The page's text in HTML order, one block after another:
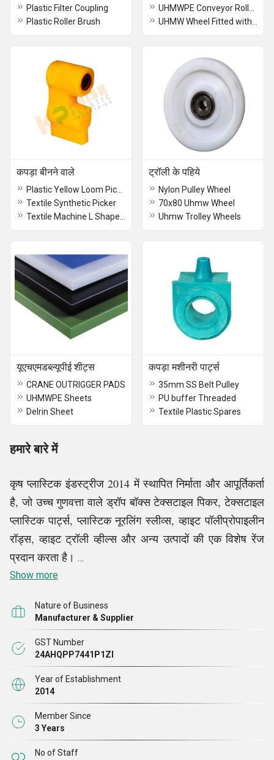
Plastic Filter Coupling
Plastic Roller Brush
कपड़ा बीनने वाले
Textile Synthetic Picker
ट्रॉली के पहिये
Nylon Pulley Wheel
70x80 Uhmw Wheel
Uhmw Trolley Wheels
यूएचएमडब्ल्यूपीई शीट्स
CRANE OUTRIGGER PADS
UHMWPE Sheets
Delrin Sheet
कपड़ा मशीनरी पार्ट्स
35mm SS Belt Pulley
PU buffer Threaded
Textile Plastic Spares
हमारे बारे में
कृष प्लास्टिक इंडस्ट्रीज 2014 में स्थापित निर्माता और आपूर्तिकर्ता
है, जो उच्च गुणवत्ता वाले ड्रॉप बॉक्स टेक्सटाइल पिकर, टेक्सटाइल
प्लास्टिक पार्ट्स, प्लास्टिक नूरलिंग स्लीव्स, व्हाइट पॉलीप्रोपाइलीन
रॉड्स, व्हाइट ट्रॉली व्हील्स और अन्य उत्पादों की एक विशेष रेंज
प्रदान करता है।
और बड़े ग्राहक हमारी सफलता और इसे हासिल करने के लिए हमने
जो कड़ी मेहनत की है, उसके बारे में बहुत कुछ बोलते हैं। कुशल
पेशेवरों की हमारी टीम और एक समृद्ध विक्रेता आधार की मदद से,
हम अपने सभी व्यावसायिक कार्यों में उत्कृष्ट प्रदर्शन करते हैं।
भविष्य में भी, हम गुणात्मक उत्पाद रेंज और 100% ग्राहक संतुष्टि
प्रदान करने का वादा करते हैं।
Show more
Nature of Business
Manufacturer & Supplier
GST Number
24AHQPP7441P1ZI
Year of Establishment
2014
Member Since
3 Years
No of Staff